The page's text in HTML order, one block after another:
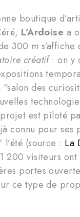
boutique
L’Ardoise a
300 m s’affiche
créatif: on y
des
est piloté
connu pour ses
l’été (source : La
200 visiteurs
portes
ce type de